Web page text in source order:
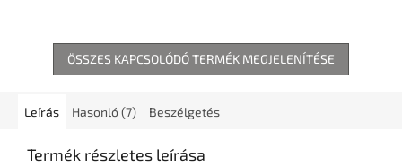
ÖSSZES KAPCSOLÓDÓ TERMÉK MEGJELENÍTÉSE
Leírás Hasonló (7) Beszélgetés
Termék részletes leírása